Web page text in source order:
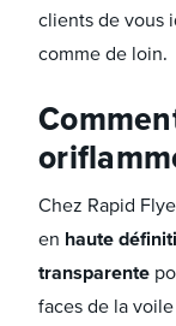
clients de vous
comme de loin.
Chez Rapid
en haute
transparente
faces de la